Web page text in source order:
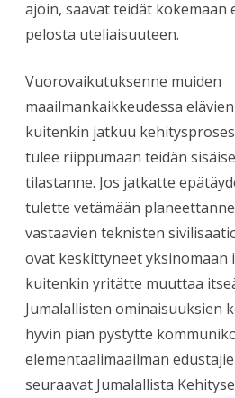
ajoin, saavat teidät kokemaan
pelosta uteliaisuuteen.
Vuorovaikutuksenne muiden
maailmankaikkeudessa
kuitenkin jatkuu
tulee riippumaan teidän
tilastanne. Jos jatkatte
tulette vetämään
vastaavien teknisten
ovat keskittyneet yksinomaan
kuitenkin yritätte muuttaa
Jumalallisten ominaisuuksien
hyvin pian pystytte
elementaalimaailman
seuraavat Jumalallista